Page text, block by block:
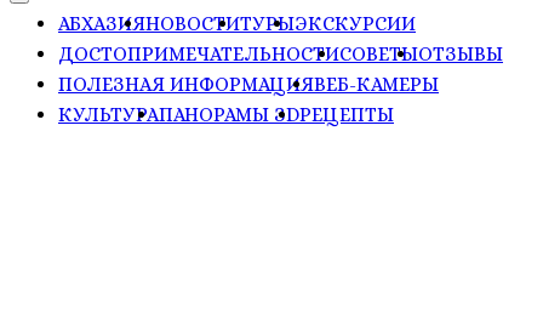
АБХАЗИЯНОВОСТИТУРЫЭКСКУРСИИ
ДОСТОПРИМЕЧАТЕЛЬНОСТИСОВЕТЫОТЗЫВЫ
ПОЛЕЗНАЯ ИНФОРМАЦИЯВЕБ-КАМЕРЫ
КУЛЬТУРАПАНОРАМЫ ЗDРЕЦЕПТЫ